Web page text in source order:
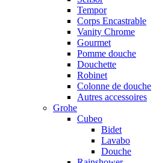
Tempor
Corps Encastrable
Vanity Chrome
Gourmet
Pomme douche
Douchette
Robinet
Colonne de douche
Autres accessoires
Grohe
Cubeo
Bidet
Lavabo
Douche